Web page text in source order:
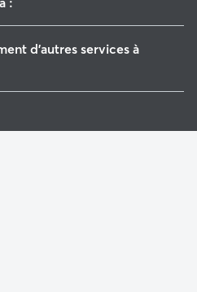
d'autres services à